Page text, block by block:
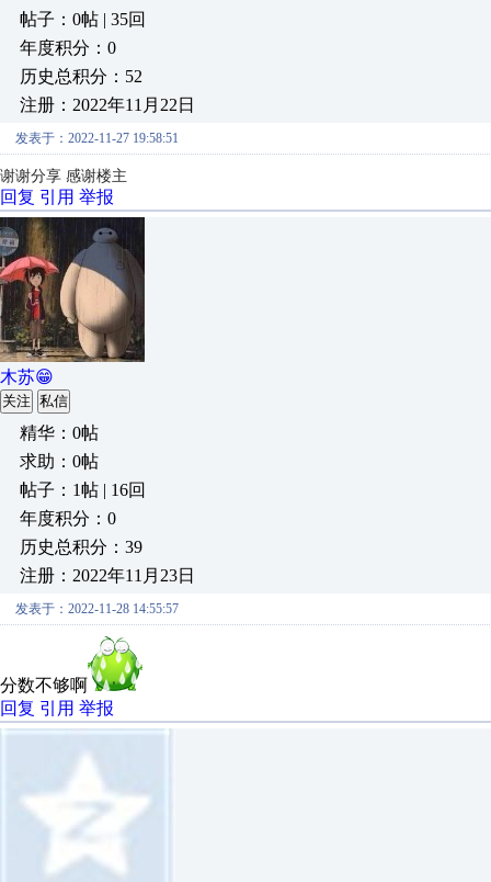
帖子：0帖 | 35回
年度积分：0
历史总积分：52
注册：2022年11月22日
发表于：2022-11-27 19:58:51
谢谢分享 感谢楼主
回复 引用 举报
木苏😁
关注 私信
精华：0帖
求助：0帖
帖子：1帖 | 16回
年度积分：0
历史总积分：39
注册：2022年11月23日
发表于：2022-11-28 14:55:57
分数不够啊
回复 引用 举报